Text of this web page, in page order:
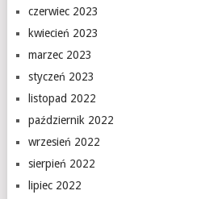
czerwiec 2023
kwiecień 2023
marzec 2023
styczeń 2023
listopad 2022
październik 2022
wrzesień 2022
sierpień 2022
lipiec 2022